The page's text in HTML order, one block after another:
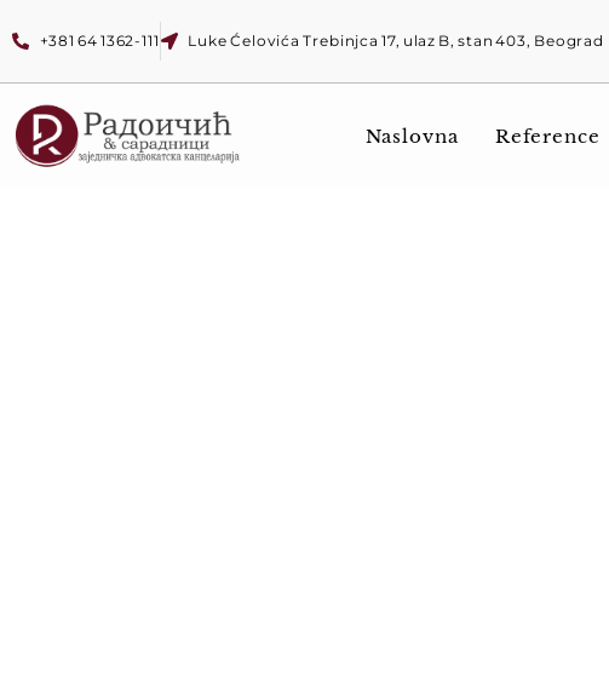
+381 64 1362-111 Luke Ćelovića Trebinjca 17, ulaz B, stan 403, Beograd
Naslovna Reference